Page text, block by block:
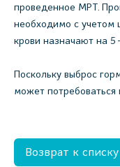
проведенное МРТ.
необходимо с учетом
крови назначают на 5
Поскольку выброс
может потребоваться
Возврат к списку